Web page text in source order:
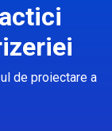
de proiectare a